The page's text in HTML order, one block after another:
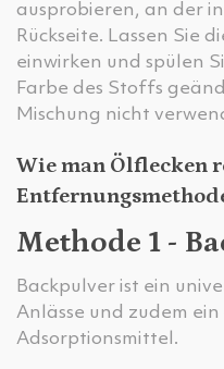
ausprobieren, an der
Rückseite. Lassen Sie
einwirken und spülen
Farbe des Stoffs
Mischung nicht
Wie man Ölflecken
Methode 1 -
Backpulver ist ein
Anlässe und zudem
Adsorptionsmittel.